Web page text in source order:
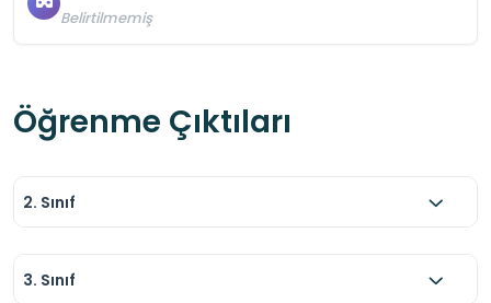
Belirtilmemiş
Öğrenme Çıktıları
2. Sınıf
3. Sınıf